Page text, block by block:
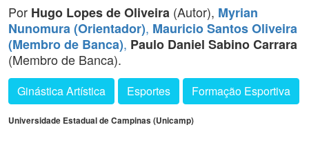
Por Hugo Lopes de Oliveira (Autor), Myrian
Nunomura (Orientador), Mauricio Santos Oliveira
(Membro de Banca), Paulo Daniel Sabino Carrara
(Membro de Banca).
Ginástica Artística Esportes Formação Esportiva
Universidade Estadual de Campinas (Unicamp)